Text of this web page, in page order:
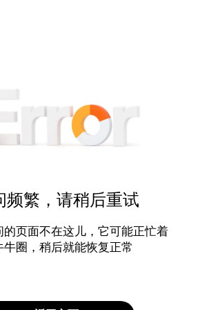
频繁，请稍后重试
的页面不在这儿，它可能正忙着
牛圈，稍后就能恢复正常